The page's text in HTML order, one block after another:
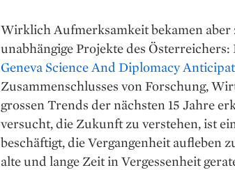
Wirklich Aufmerksamkeit bekamen aber
unabhängige ­Projekte des
Geneva Science And Diplomacy
Zusammenschlusses von Forschung,
grossen Trends der nächsten 15 Jahre
versucht, die Zukunft zu verstehen, ist
beschäftigt, die Vergangenheit aufleben
alte und lange Zeit in Ver­gessenheit